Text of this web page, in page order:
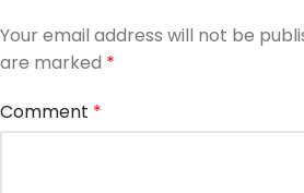
Your email address will not be
are marked *
Comment *